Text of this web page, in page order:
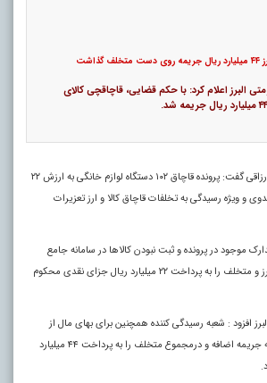
البرز اعلام کرد: با حکم قضایی، قاچاقچی کالای
به گزارش کرج رسا، سلیمان رزاقی گفت: پرونده قاچاق ۱۰۲ دستگاه لوازم خانگی به ارزش ۲۲
و ویژه رسیدگی به تخلفات قاچاق کالا و ارز تعزیرات
موجود در پرونده و ثبت نبودن کالاها در سامانه جامع
انبارها، اتهام انتسابی را محرز و متخلف را به پرداخت ۲۲ میلیارد ریال جزای نقدی محکوم
افزود : شعبه رسیدگی کننده همچنین برای بهای مال از
دست رفته ۲۲ میلیارد ریال به جریمه اضافه و درمجموع متخلف را به پرداخت ۴۴ میلیارد